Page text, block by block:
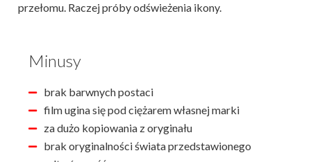
przełomu. Raczej próby odświeżenia ikony.
Minusy
brak barwnych postaci
film ugina się pod ciężarem własnej marki
za dużo kopiowania z oryginału
brak oryginalności świata przedstawionego